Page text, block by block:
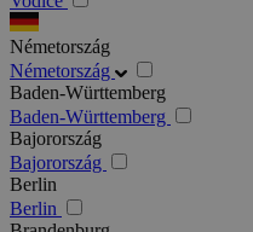
Németország
Németország
Baden-Württemberg
Baden-Württemberg
Bajorország
Bajorország
Berlin
Berlin